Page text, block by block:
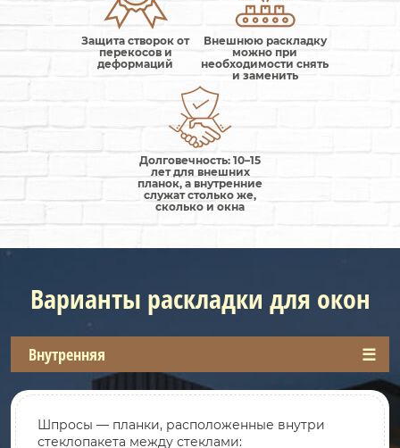
Защита створок от
перекосов и
деформаций
Внешнюю раскладку
можно при
необходимости снять
и заменить
Долговечность: 10–15
лет для внешних
планок, а внутренние
служат столько же,
сколько и окна
Варианты раскладки для окон
Внутренняя
Внешняя
Шпросы — планки, расположенные внутри
стеклопакета между стеклами: